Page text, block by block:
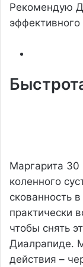
Рекомендую
Маргарита 30
коленного
скованность
практически
чтобы снять
Диалрапиде.
действия –